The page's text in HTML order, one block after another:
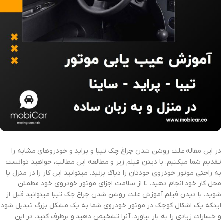
در این مقاله علت روشن شدن چراغ چک تیبا و پراید و خودروهای مشابه را
تقدیم شما میکنیم. با دیدن فیلم زیر و مطالعه این مطالب، خواهید توانست
به راحتی موتور خودروی خودتان را دیاگ بزنید. میتوانید این کار را در منزل یا
محل کار خود انجام دهید. تا از سلامت اجزای موتور خودروی خود مطمئن
شوید. با دیدن فیلم آموزش علت روشن شدن چراغ چک تیبا میتوانید قبل از
اینکه یک اشکال کوچک در موتور خودروی شما به یک مشکل بزرگ تبدیل شود
و خسارات زیادی را به بار بیاورد، آنرا تشخیص دهید و برطرف کنید. در این